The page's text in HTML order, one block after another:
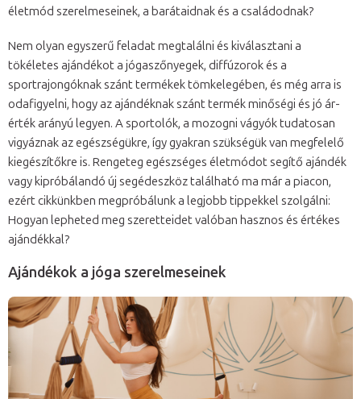
életmód szerelmeseinek, a barátaidnak és a családodnak?
Nem olyan egyszerű feladat megtalálni és kiválasztani a
tökéletes ajándékot a jógaszőnyegek, diffúzorok és a
sportrajongóknak szánt termékek tömkelegében, és még arra is
odafigyelni, hogy az ajándéknak szánt termék minőségi és jó ár-
érték arányú legyen. A sportolók, a mozogni vágyók tudatosan
vigyáznak az egészségükre, így gyakran szükségük van megfelelő
kiegészítőkre is. Rengeteg egészséges életmódot segítő ajándék
vagy kipróbálandó új segédeszköz található ma már a piacon,
ezért cikkünkben megpróbálunk a legjobb tippekkel szolgálni:
Hogyan lepheted meg szeretteidet valóban hasznos és értékes
ajándékkal?
Ajándékok a jóga szerelmeseinek